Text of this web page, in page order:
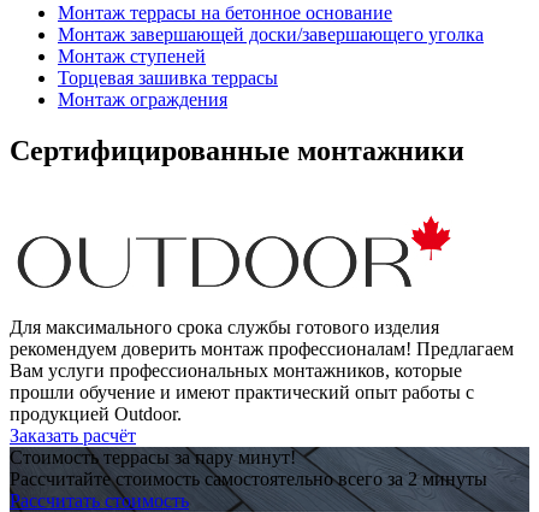
Монтаж террасы на бетонное основание
Монтаж завершающей доски/завершающего уголка
Монтаж ступеней
Торцевая зашивка террасы
Монтаж ограждения
Сертифицированные монтажники
Для максимального срока службы готового изделия
рекомендуем доверить монтаж профессионалам! Предлагаем
Вам услуги профессиональных монтажников, которые
прошли обучение и имеют практический опыт работы с
продукцией Outdoor.
Заказать расчёт
Стоимость террасы за пару минут!
Рассчитайте стоимость самостоятельно всего за 2 минуты
Рассчитать стоимость